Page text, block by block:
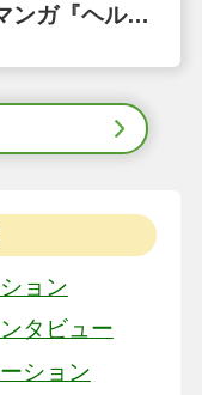
ンガ『ヘル２
ョン
タビュー
ション